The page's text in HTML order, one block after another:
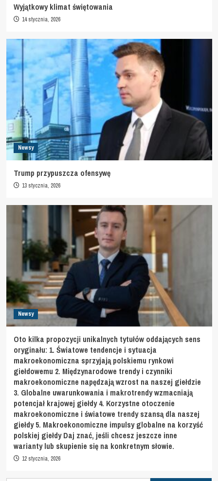
Wyjątkowy klimat świętowania
14 stycznia, 2026
Newsy
Trump przypuszcza ofensywę
13 stycznia, 2026
Newsy
Oto kilka propozycji unikalnych tytułów oddających sens
oryginału: 1. Światowe tendencje i sytuacja
makroekonomiczna sprzyjają polskiemu rynkowi
giełdowemu 2. Międzynarodowe trendy i czynniki
makroekonomiczne napędzają wzrost na naszej giełdzie
3. Globalne uwarunkowania i makrotrendy wzmacniają
potencjał krajowej giełdy 4. Korzystne otoczenie
makroekonomiczne i światowe trendy szansą dla naszej
giełdy 5. Makroekonomiczne impulsy globalne na korzyść
polskiej giełdy Daj znać, jeśli chcesz jeszcze inne
warianty lub skupienie się na konkretnym słowie.
12 stycznia, 2026